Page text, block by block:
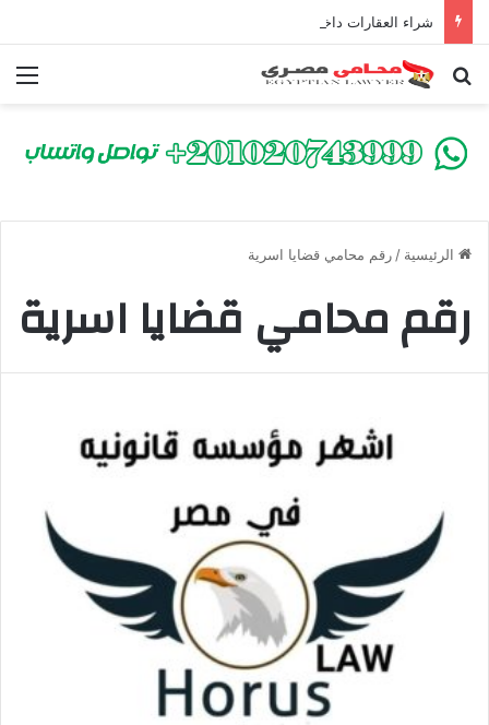
بحث عن
الرئيسية / رقم محامي قضايا اسرية
رقم محامي قضايا اسرية